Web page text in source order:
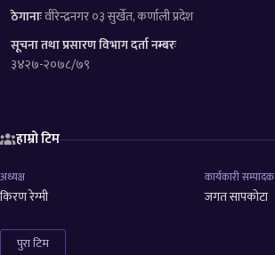
ठेगानाःवीरेन्द्रनगर ०३ सुर्खेत, कर्णाली प्रदेश
सूचना तथा प्रसारण विभाग दर्ता नम्बरः
३४२७-२०७८/७९
हाम्रो टिम
अध्यक्ष
किरण रेग्मी
कार्यकारी सम्पादक
जगत सापकोटा
पुरा टिम